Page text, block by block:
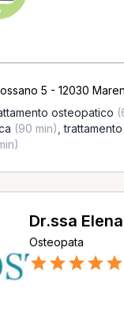
5 - 12030
osteopatico
(90 min) ,
Dr.ssa
Osteopata